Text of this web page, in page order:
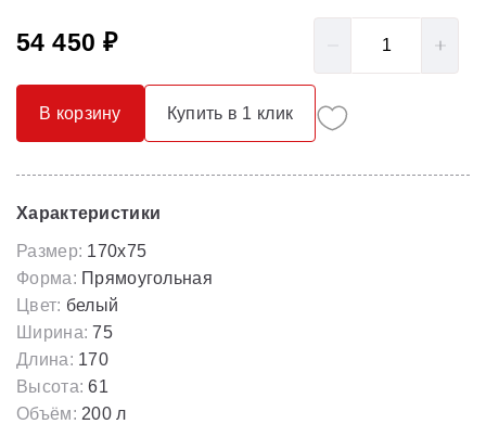
54 450 ₽
В корзину Купить в 1 клик
Характеристики
Размер: 170x75
Форма: Прямоугольная
Цвет: белый
Ширина: 75
Длина: 170
Высота: 61
Объём: 200 л